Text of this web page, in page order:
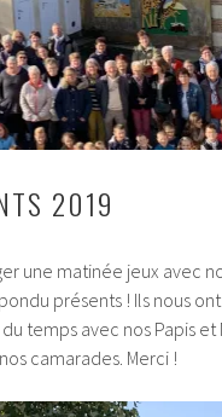
2019
une matinée jeux avec
présents ! Ils nous
temps avec nos Papis et
camarades. Merci !